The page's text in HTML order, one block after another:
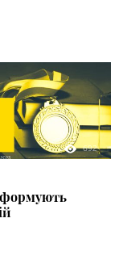
692
формують